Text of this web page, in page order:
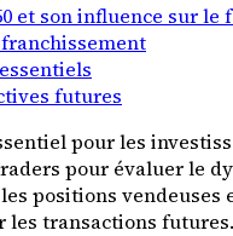
et son influence sur le
futures
pour les
pour évaluer le
positions
les transactions futures.